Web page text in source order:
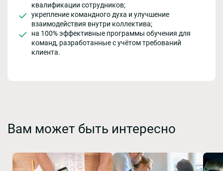
квалификации сотрудников;
укрепление командного духа и улучшение
взаимодействия внутри коллектива;
на 100% эффективные программы обучения для
команд, разработанные с учётом требований
клиента.
Вам может быть интересно